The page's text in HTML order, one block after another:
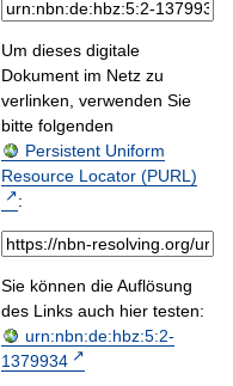
Um dieses digitale
Dokument im Netz zu
verlinken, verwenden Sie
bitte folgenden
Persistent Uniform
Resource Locator (PURL)
:
Sie können die Auflösung
des Links auch hier testen:
urn:nbn:de:hbz:5:2-
1379934